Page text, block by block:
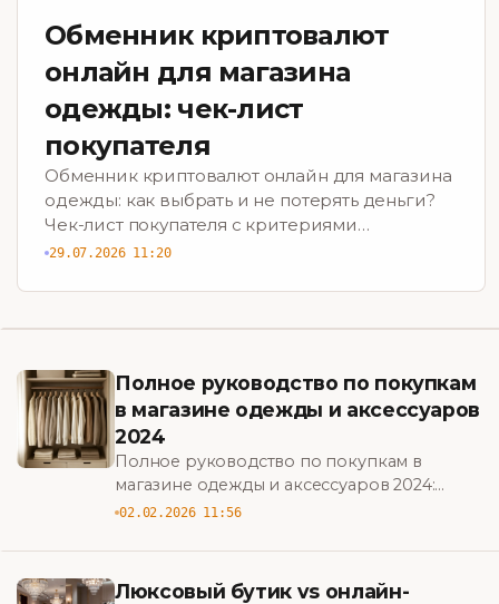
Обменник криптовалют
онлайн для магазина
одежды: чек-лист
покупателя
Обменник криптовалют онлайн для магазина
одежды: как выбрать и не потерять деньги?
Чек-лист покупателя с критериями
безопасности и выгоды. Скачайте сейчас!
29.07.2026 11:20
Полное руководство по покупкам
в магазине одежды и аксессуаров
2024
Полное руководство по покупкам в
магазине одежды и аксессуаров 2024:
советы по выбору, экономии, уходу и
лишних трат.
02.02.2026 11:56
Люксовый бутик vs онлайн-